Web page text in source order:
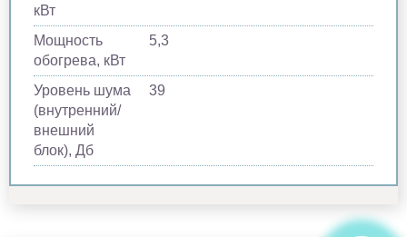
кВт
Мощность
обогрева, кВт
5,3
Уровень шума
(внутренний/
внешний
блок), Дб
39